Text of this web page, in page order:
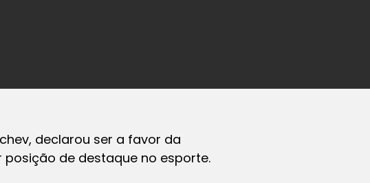
declarou ser a favor da
de destaque no esporte.